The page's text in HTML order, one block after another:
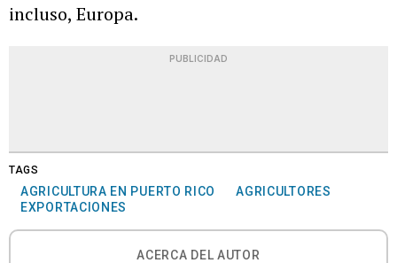
incluso, Europa.
PUBLICIDAD
TAGS
AGRICULTURA EN PUERTO RICO
AGRICULTORES
EXPORTACIONES
ACERCA DEL AUTOR